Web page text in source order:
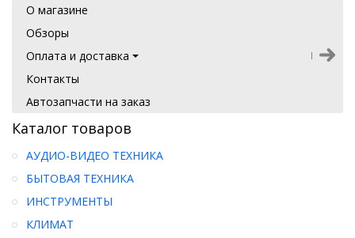
О магазине
Обзоры
Оплата и доставка
Контакты
Автозапчасти на заказ
Каталог товаров
АУДИО-ВИДЕО ТЕХНИКА
БЫТОВАЯ ТЕХНИКА
ИНСТРУМЕНТЫ
КЛИМАТ